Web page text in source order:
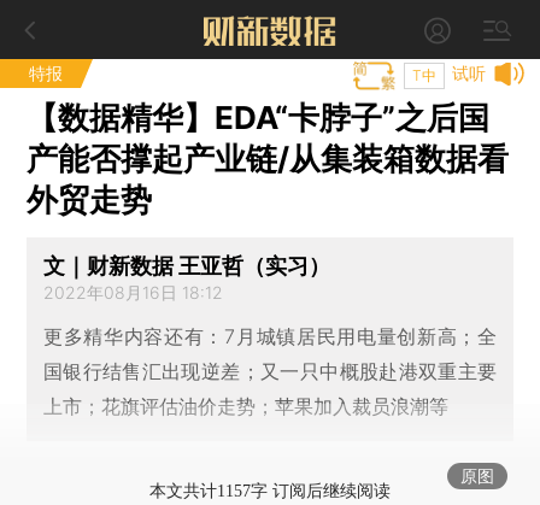
特报 试听
T中
【数据精华】EDA“卡脖子”之后国
产能否撑起产业链/从集装箱数据看
外贸走势
文｜财新数据 王亚哲（实习）
2022年08月16日 18:12
更多精华内容还有：7月城镇居民用电量创新高；全
国银行结售汇出现逆差；又一只中概股赴港双重主要
上市；花旗评估油价走势；苹果加入裁员浪潮等
原图
本文共计1157字 订阅后继续阅读